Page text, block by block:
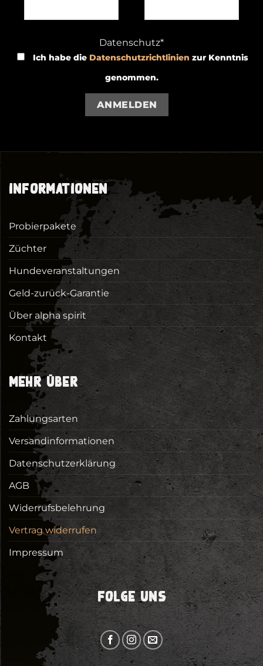
Datenschutz*
Ich habe die Datenschutzrichtlinien zur Kenntnis
genommen.
ANMELDEN
INFORMATIONEN
Probierpakete
Züchter
Hundeveranstaltungen
Geld-zurück-Garantie
Über alpha spirit
Kontakt
MEHR ÜBER
Zahlungsarten
Versandinformationen
Datenschutzerklärung
AGB
Widerrufsbelehrung
Vertrag widerrufen
Impressum
FOLGE UNS